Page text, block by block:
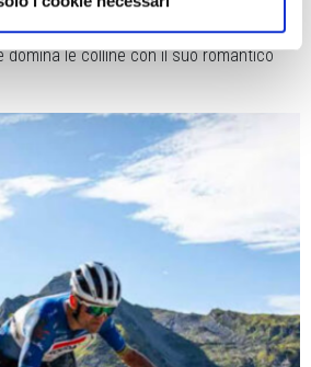
maanche all’esterno con una vista
domina le colline con il suo romantico